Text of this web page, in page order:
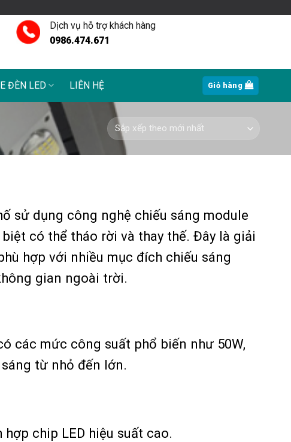
Dịch vụ hỗ trợ khách hàng
0986.474.671
ĐÈN LED LIÊN HỆ Giỏ hàng
sử dụng công nghệ chiếu sáng module
có thể tháo rời và thay thế. Đây là giải
hợp với nhiều mục đích chiếu sáng
gian ngoài trời.
các mức công suất phổ biến như 50W,
từ nhỏ đến lớn.
chip LED hiệu suất cao.